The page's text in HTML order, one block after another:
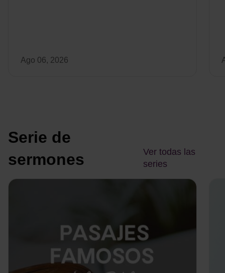
Ago 06, 2026
Serie de
sermones
Ver todas las
series